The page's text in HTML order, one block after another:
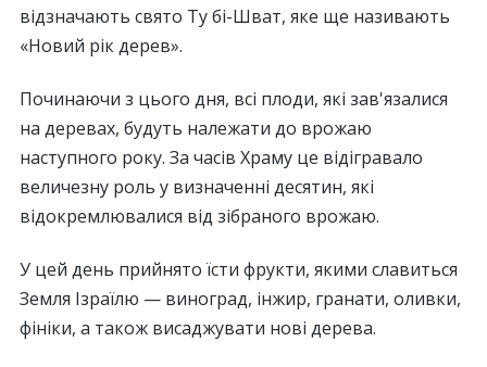
відзначають свято Ту бі-Шват, яке ще називають
«Новий рік дерев».
Починаючи з цього дня, всі плоди, які зав'язалися
на деревах, будуть належати до врожаю
наступного року. За часів Храму це відігравало
величезну роль у визначенні десятин, які
відокремлювалися від зібраного врожаю.
У цей день прийнято їсти фрукти, якими славиться
Земля Ізраїлю — виноград, інжир, гранати, оливки,
фініки, а також висаджувати нові дерева.